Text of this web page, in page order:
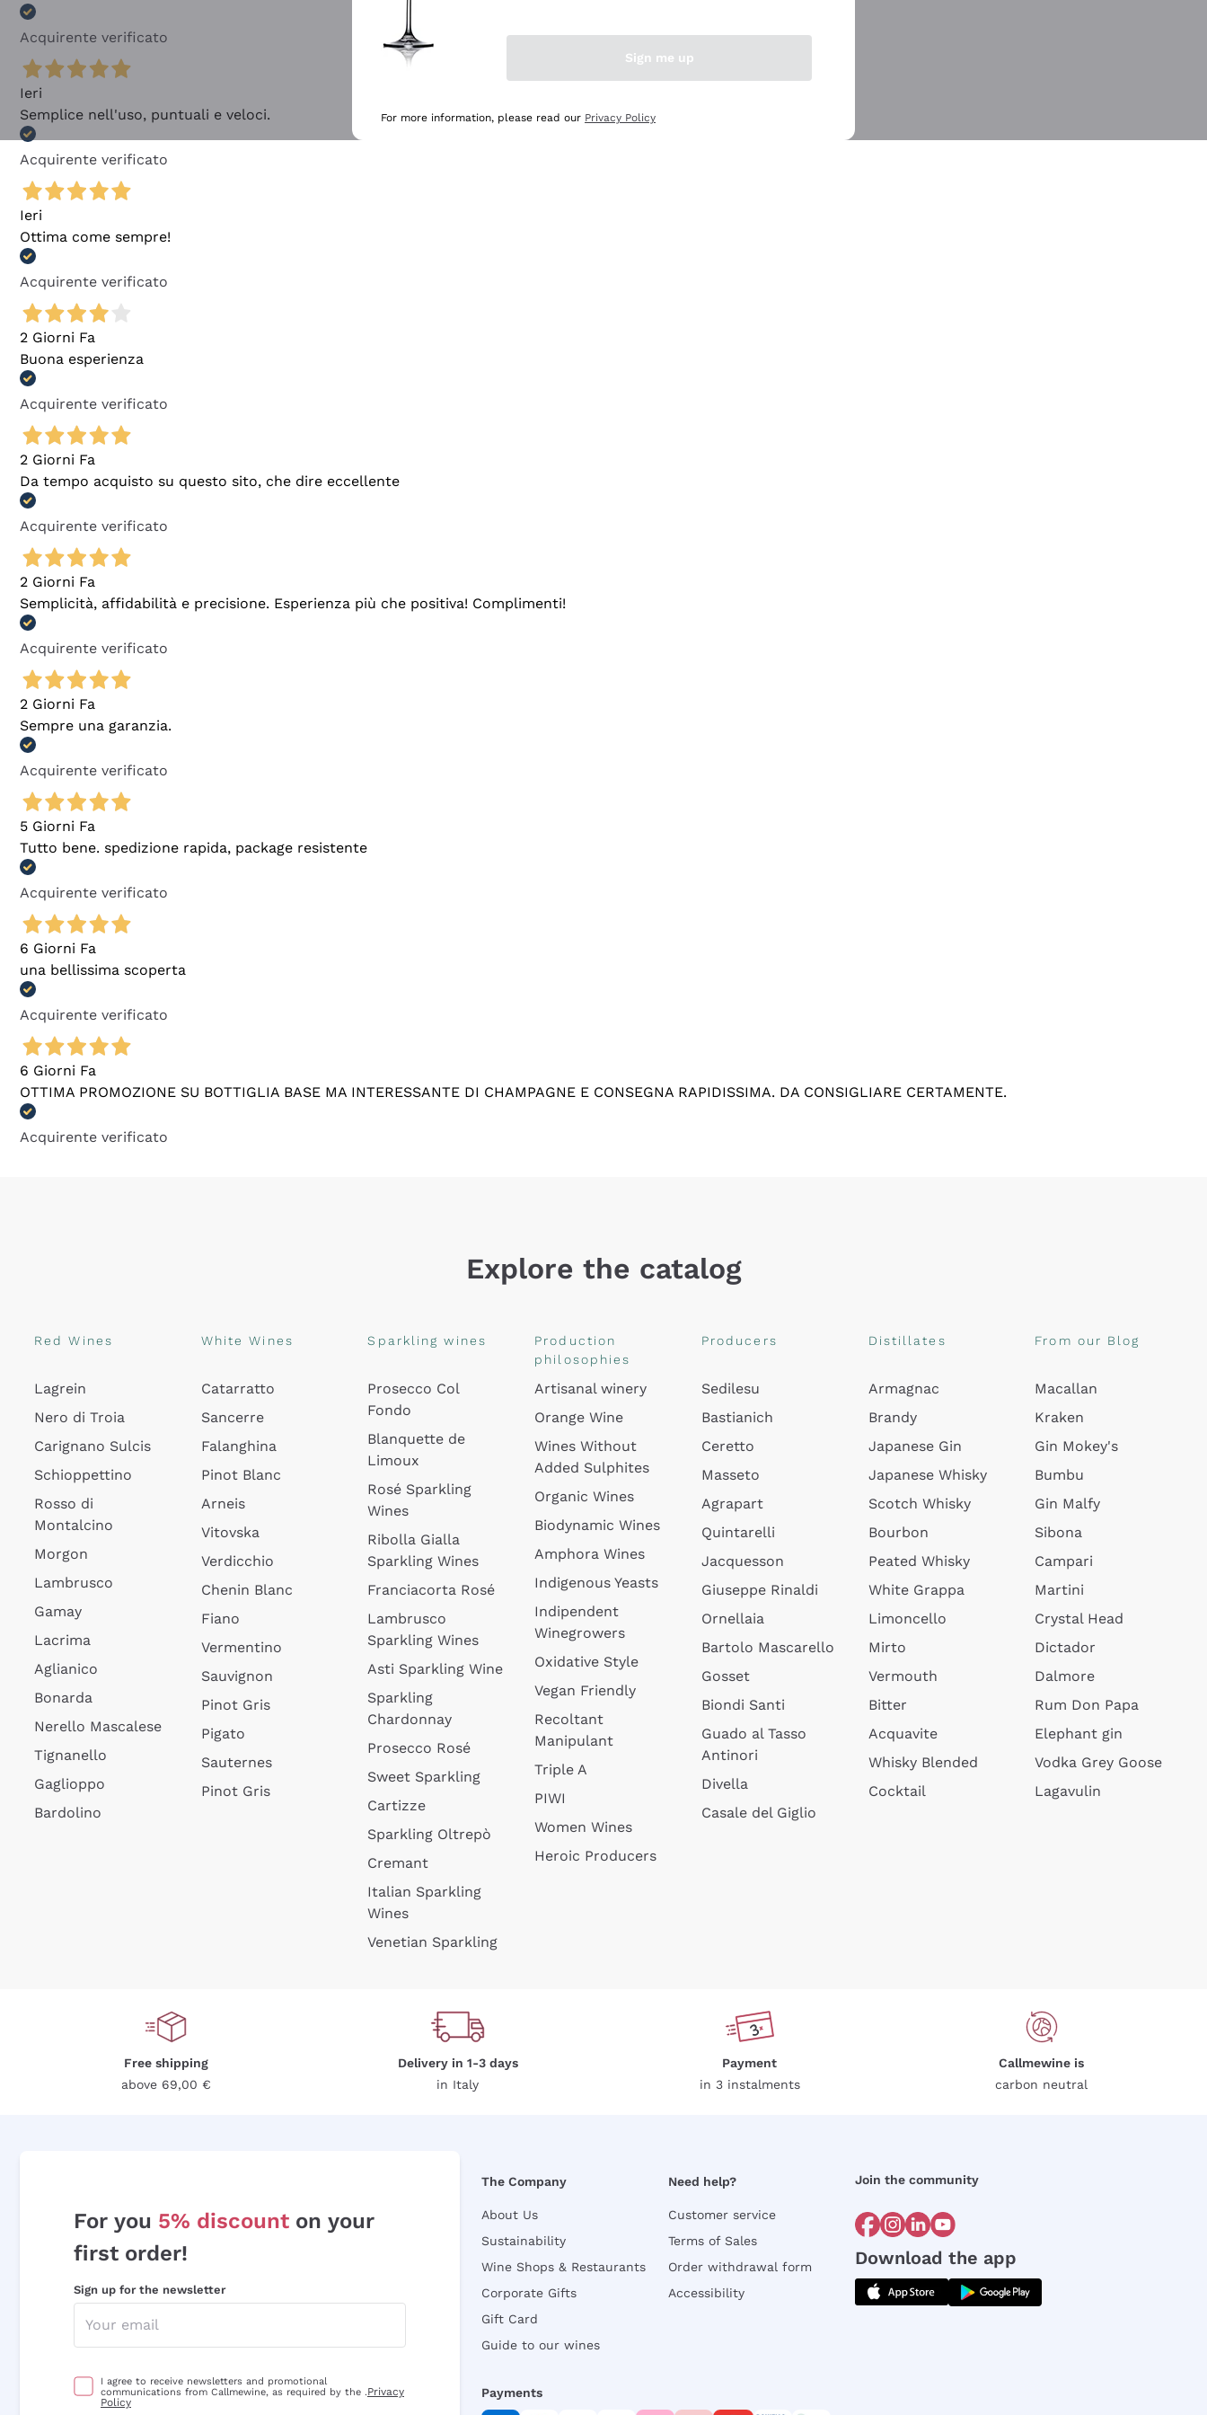
Acquirente verificato
Ieri
Semplice nell'uso, puntuali e veloci.
Acquirente verificato
Ieri
Ottima come sempre!
Acquirente verificato
2 Giorni Fa
Buona esperienza
Acquirente verificato
2 Giorni Fa
Da tempo acquisto su questo sito, che dire eccellente
Acquirente verificato
2 Giorni Fa
Semplicità, affidabilità e precisione. Esperienza più che positiva! Complimenti!
Acquirente verificato
2 Giorni Fa
Sempre una garanzia.
Acquirente verificato
5 Giorni Fa
Tutto bene. spedizione rapida, package resistente
Acquirente verificato
6 Giorni Fa
una bellissima scoperta
Acquirente verificato
6 Giorni Fa
OTTIMA PROMOZIONE SU BOTTIGLIA BASE MA INTERESSANTE DI CHAMPAGNE E CONSEGNA RAPIDISSIMA. DA CONSIGLIARE CERTAMENTE.
Acquirente verificato
Explore the catalog
Red Wines
Lagrein
Nero di Troia
Carignano Sulcis
Schioppettino
Rosso di
Montalcino
Morgon
Lambrusco
Gamay
Lacrima
Aglianico
Bonarda
Nerello Mascalese
Tignanello
Gaglioppo
Bardolino
White Wines
Catarratto
Sancerre
Falanghina
Pinot Blanc
Arneis
Vitovska
Verdicchio
Chenin Blanc
Fiano
Vermentino
Sauvignon
Pinot Gris
Pigato
Sauternes
Pinot Gris
Sparkling wines
Prosecco Col
Fondo
Blanquette de
Limoux
Rosé Sparkling
Wines
Ribolla Gialla
Sparkling Wines
Franciacorta Rosé
Lambrusco
Sparkling Wines
Asti Sparkling Wine
Sparkling
Chardonnay
Prosecco Rosé
Sweet Sparkling
Cartizze
Sparkling Oltrepò
Cremant
Italian Sparkling
Wines
Venetian Sparkling
Production
philosophies
Artisanal winery
Orange Wine
Wines Without
Added Sulphites
Organic Wines
Biodynamic Wines
Amphora Wines
Indigenous Yeasts
Indipendent
Winegrowers
Oxidative Style
Vegan Friendly
Recoltant
Manipulant
Triple A
PIWI
Women Wines
Heroic Producers
Producers
Sedilesu
Bastianich
Ceretto
Masseto
Agrapart
Quintarelli
Jacquesson
Giuseppe Rinaldi
Ornellaia
Bartolo Mascarello
Gosset
Biondi Santi
Guado al Tasso
Antinori
Divella
Casale del Giglio
Distillates
Armagnac
Brandy
Japanese Gin
Japanese Whisky
Scotch Whisky
Bourbon
Peated Whisky
White Grappa
Limoncello
Mirto
Vermouth
Bitter
Acquavite
Whisky Blended
Cocktail
From our Blog
Macallan
Kraken
Gin Mokey's
Bumbu
Gin Malfy
Sibona
Campari
Martini
Crystal Head
Dictador
Dalmore
Rum Don Papa
Elephant gin
Vodka Grey Goose
Lagavulin
Free shipping
above 69,00 €
Delivery in 1-3 days
in Italy
Payment
in 3 instalments
Callmewine is
carbon neutral
For you 5% discount on your
first order!
Sign up for the newsletter
I agree to receive newsletters and promotional
communications from Callmewine, as required by the .Privacy
Policy
The Company
About Us
Sustainability
Wine Shops & Restaurants
Corporate Gifts
Gift Card
Guide to our wines
Need help?
Customer service
Terms of Sales
Order withdrawal form
Accessibility
Join the community
Download the app
Payments
Sign me up
For more information, please read our Privacy Policy